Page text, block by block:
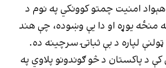
امنیت چمتو کوونکي په نوم د
منځه يوړه او دا یې وښوده، چې هند
لپاره د بې ثباتۍ سرچینه ده.
د پاکستان د څو ګوندونو پلاوي په